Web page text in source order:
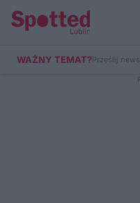
WAŻNY TEMAT?Prześlij